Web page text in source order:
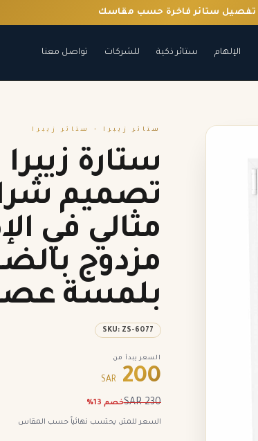
تفصيل ستائر فاخرة حسب مقاسك
الإلهام ستائر ذكية للشركات تواصل معنا
ستائر زيبرا • ستائر زيبرا
تصميم
مثالي في
مزدوج
بلمسة
SKU: ZS-6077
السعر يبدأ من
200
SAR
230
SARخصم 13
%
السعر للمتر، يحتسب نهائياً حسب المقاس